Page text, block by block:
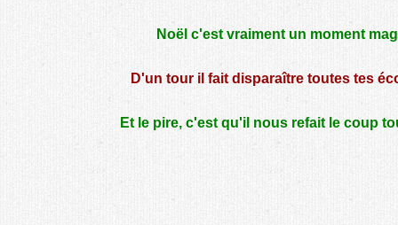
Noël c'est vraiment un moment
D'un tour il fait disparaître toutes tes
Et le pire, c'est qu'il nous refait le coup